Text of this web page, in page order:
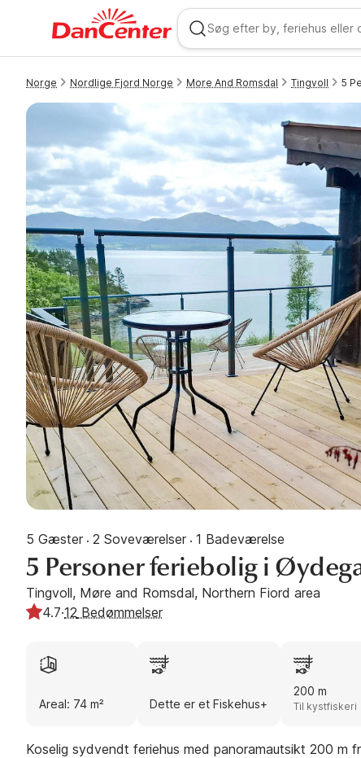
WIZARD MEMBER
Norge Nordlige Fjord Norge More And Romsdal Tingvoll 5
5 Gæster · 2 Soveværelser · 1 Badeværelse
5 Personer feriebolig i
Tingvoll, Møre and Romsdal, Northern Fiord area
4.7·12 Bedømmelser
Areal: 74 m² Dette er et Fiskehus+
200 m
Til kystfiskeri
Koselig sydvendt feriehus med panoramautsikt 200